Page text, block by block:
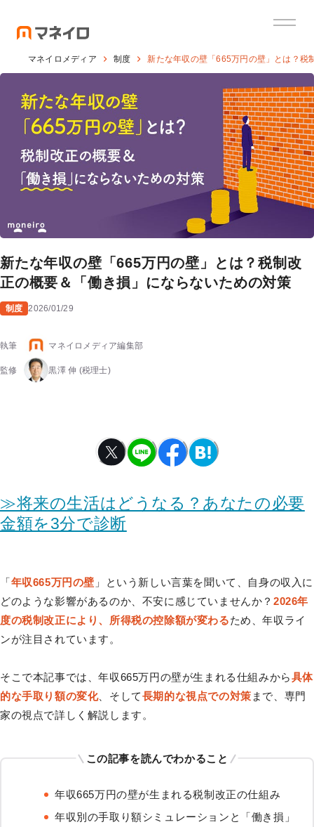
マネイロメディア 制度 新たな年収の壁「665万円の壁」とは？税
新たな年収の壁「665万円の壁」とは？税制改
正の概要＆「働き損」にならないための対策
制度 2026/01/29
執筆 マネイロメディア編集部
監修 黒澤 伸 (税理士)
≫将来の生活はどうなる？あなたの必要
金額を3分で診断
「年収665万円の壁 」という新しい言葉を聞いて、自身の収入に
どのような影響があるのか、不安に感じていませんか？ 2026年
度の税制改正により、所得税の控除額が変わるため、年収ライ
ンが注目されています。
そこで本記事では、年収665万円の壁が生まれる仕組みから具体
的な手取り額の変化、そして長期的な視点での対策 まで、専門
家の視点で詳しく解説します。
この記事を読んでわかること
年収665万円の壁が生まれる税制改正の仕組み
年収別の手取り額シミュレーションと「働き損」